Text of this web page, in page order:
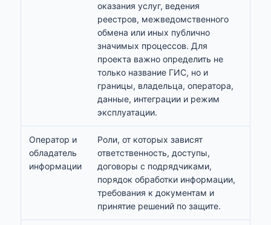
оказания услуг, ведения
реестров, межведомственного
обмена или иных публично
значимых процессов. Для
проекта важно определить не
только название ГИС, но и
границы, владельца, оператора,
данные, интеграции и режим
эксплуатации.
Оператор и
обладатель
информации
Роли, от которых зависят
ответственность, доступы,
договоры с подрядчиками,
порядок обработки информации,
требования к документам и
принятие решений по защите.